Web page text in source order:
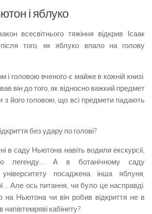
і яблуко
всесвітнього тяжіння відкрив Ісаак
того, як яблуко впало на голову
і головою вченого є майже в кожній книзі.
він до того, як відносно важкий предмет
з його головою, що всі предмети падають
без удару по голові?
в саду Ньютона навіть водили екскурсії,
легенду… А в ботанічному саду
посаджена інша яблуня,
Але ось питання, чи було це насправді.
на Ньютона чи він робив відкриття не в
кабінету?